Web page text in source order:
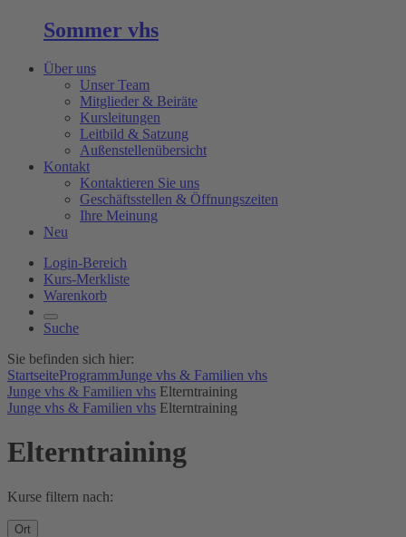
Sommer vhs
Über uns
Unser Team
Mitglieder & Beiräte
Kursleitungen
Leitbild & Satzung
Außenstellenübersicht
Kontakt
Kontaktieren Sie uns
Geschäftsstellen & Öffnungszeiten
Ihre Meinung
Neu
Login-Bereich
Kurs-Merkliste
Warenkorb
Suche
Sie befinden sich hier:
StartseiteProgrammJunge vhs & Familien vhs
Junge vhs & Familien vhs Elterntraining
Junge vhs & Familien vhs Elterntraining
Elterntraining
Kurse filtern nach:
Ort